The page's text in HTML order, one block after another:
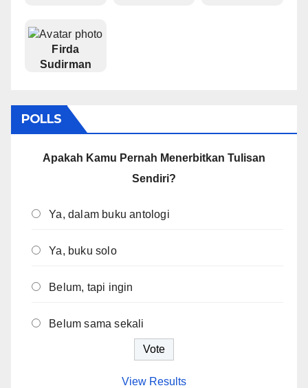
Firda
Sudirman
POLLS
Apakah Kamu Pernah Menerbitkan Tulisan
Sendiri?
Ya, dalam buku antologi
Ya, buku solo
Belum, tapi ingin
Belum sama sekali
View Results